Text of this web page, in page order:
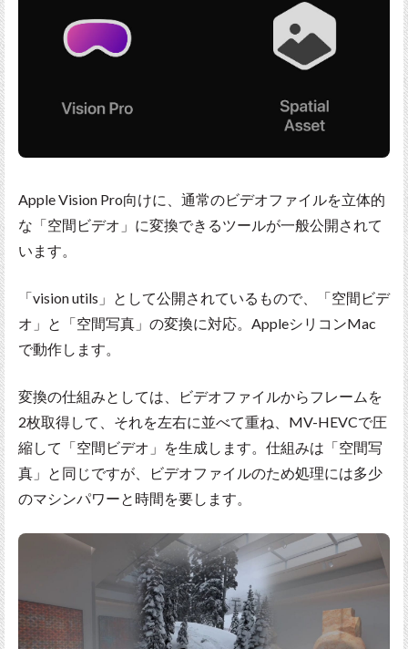
Apple Vision Pro向けに、通常のビデオファイルを立体的
な「空間ビデオ」に変換できるツールが一般公開されて
います。
「vision utils」として公開されているもので、「空間ビデ
オ」と「空間写真」の変換に対応。AppleシリコンMac
で動作します。
変換の仕組みとしては、ビデオファイルからフレームを
2枚取得して、それを左右に並べて重ね、MV-HEVCで圧
縮して「空間ビデオ」を生成します。仕組みは「空間写
真」と同じですが、ビデオファイルのため処理には多少
のマシンパワーと時間を要します。